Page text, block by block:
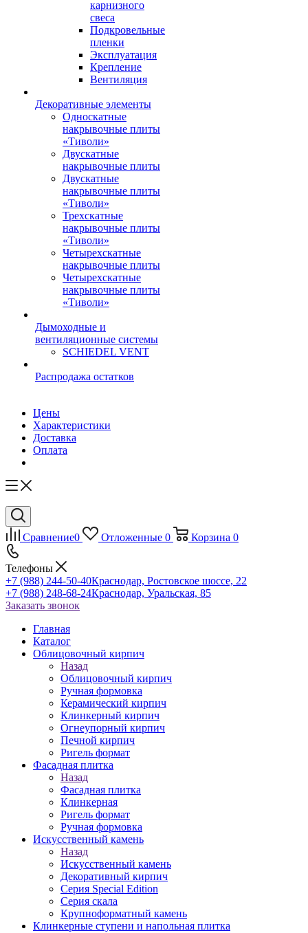
карнизного
свеса
Подкровельные
пленки
Эксплуатация
Крепление
Вентиляция
Декоративные элементы
Односкатные
накрывочные плиты
«Тиволи»
Двускатные
накрывочные плиты
Двускатные
накрывочные плиты
«Тиволи»
Трехскатные
накрывочные плиты
«Тиволи»
Четырехскатные
накрывочные плиты
Четырехскатные
накрывочные плиты
«Тиволи»
Дымоходные и
вентиляционные системы
SCHIEDEL VENT
Распродажа остатков
Цены
Характеристики
Доставка
Оплата
Сравнение0 Отложенные 0 Корзина 0
Телефоны
+7 (988) 244-50-40Краснодар, Ростовское шоссе, 22
+7 (988) 248-68-24Краснодар, Уральская, 85
Заказать звонок
Главная
Каталог
Облицовочный кирпич
Назад
Облицовочный кирпич
Ручная формовка
Керамический кирпич
Клинкерный кирпич
Огнеупорный кирпич
Печной кирпич
Ригель формат
Фасадная плитка
Назад
Фасадная плитка
Клинкерная
Ригель формат
Ручная формовка
Искусственный камень
Назад
Искусственный камень
Декоративный кирпич
Серия Special Edition
Серия скала
Крупноформатный камень
Клинкерные ступени и напольная плитка